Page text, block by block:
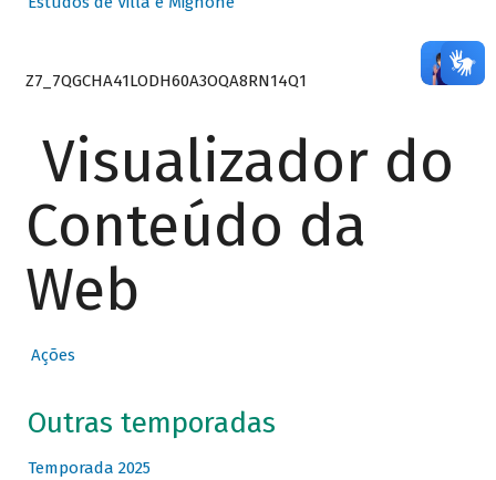
Z7_7QGCHA41LODH60A3OQA8RN14Q1
Visualizador do
Conteúdo da
Web
Ações
Outras temporadas
Temporada 2025